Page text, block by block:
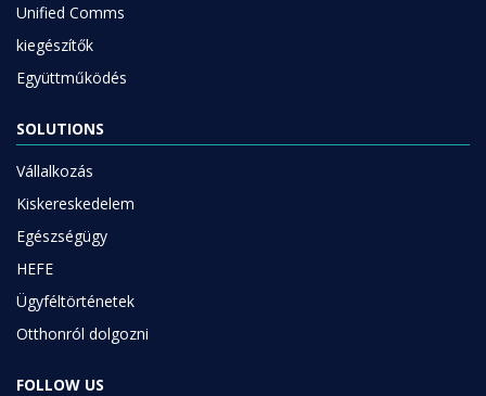
Unified Comms
kiegészítők
Együttműködés
SOLUTIONS
Vállalkozás
Kiskereskedelem
Egészségügy
HEFE
Ügyféltörténetek
Otthonról dolgozni
FOLLOW US